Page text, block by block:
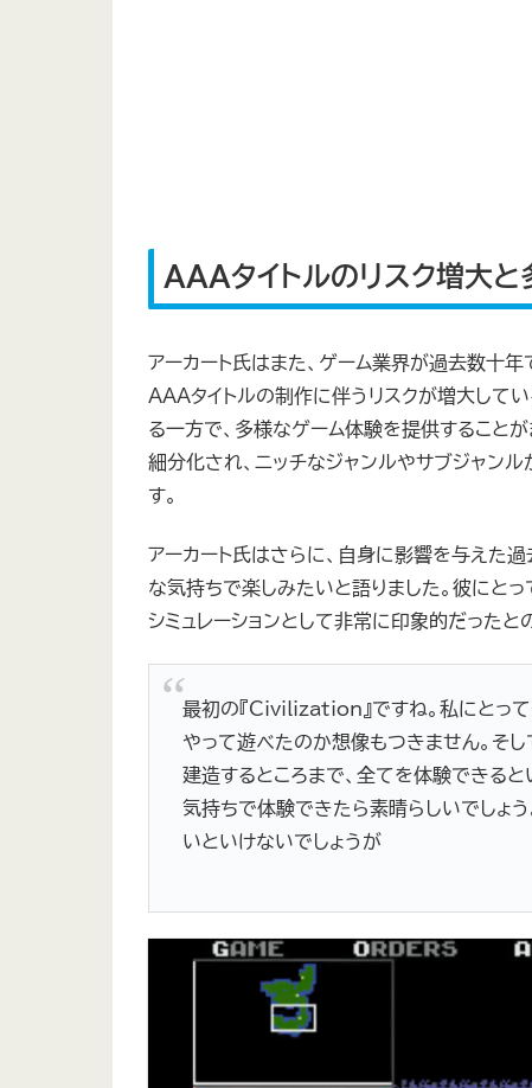
AAAタイトルのリスク増大
アーカート氏はまた、ゲーム業界が過去数十
AAAタイトルの制作に伴うリスクが増大して
る一方で、多様なゲーム体験を提供すること
細分化され、ニッチなジャンルやサブジャン
す。
アーカート氏はさらに、自身に影響を与えた
な気持ちで楽しみたいと語りました。彼にと
シミュレーションとして非常に印象的だったと
最初の『Civilization』ですね。私にとっ
やって遊べたのか想像もつきません。そ
建造するところまで、全てを体験できる
気持ちで体験できたら素晴らしいでしょ
いといけないでしょうが